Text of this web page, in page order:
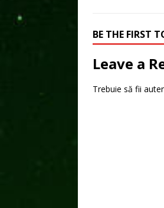
BE THE FIRST
Leave a
Trebuie să fii